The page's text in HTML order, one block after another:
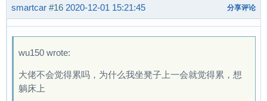
smartcar #16 2020-12-01 15:21:45 分享评论
wu150 wrote:
大佬不会觉得累吗，为什么我坐凳子上一会就觉得累，想
躺床上